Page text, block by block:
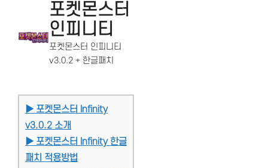
포켓몬스터
인피니티
포켓몬스터 인피니티
v3.0.2 + 한글패치
▶ 포켓몬스터 Infinity
v3.0.2 소개
▶ 포켓몬스터 Infinity 한글
패치 적용방법